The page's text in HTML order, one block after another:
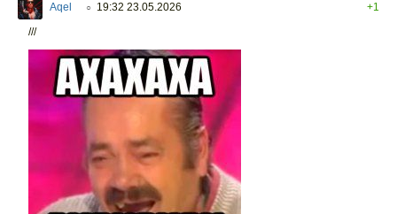
Aqel ○ 19:32 23.05.2026
+1
///